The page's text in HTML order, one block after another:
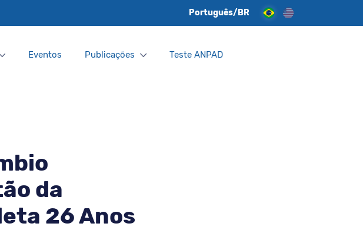
Português/BR
Eventos Publicações Teste ANPAD
da
26 Anos